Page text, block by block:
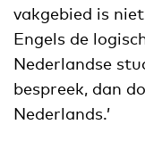
vakgebied is
Engels de
Nederlandse
bespreek, dan
Nederlands.’